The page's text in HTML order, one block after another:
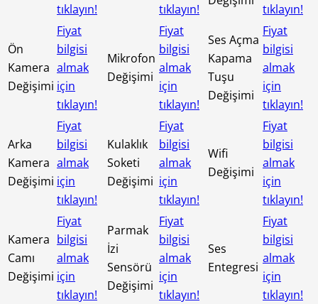
tıklayın!
tıklayın!
tıklayın!
Ön
Kamera
Değişimi
Fiyat
bilgisi
almak
için
tıklayın!
Mikrofon
Değişimi
Fiyat
bilgisi
almak
için
tıklayın!
Ses Açma
Kapama
Tuşu
Değişimi
Fiyat
bilgisi
almak
için
tıklayın!
Arka
Kamera
Değişimi
Fiyat
bilgisi
almak
için
tıklayın!
Kulaklık
Soketi
Değişimi
Fiyat
bilgisi
almak
için
tıklayın!
Wifi
Değişimi
Fiyat
bilgisi
almak
için
tıklayın!
Kamera
Camı
Değişimi
Fiyat
bilgisi
almak
için
tıklayın!
Parmak
İzi
Sensörü
Değişimi
Fiyat
bilgisi
almak
için
tıklayın!
Ses
Entegresi
Fiyat
bilgisi
almak
için
tıklayın!